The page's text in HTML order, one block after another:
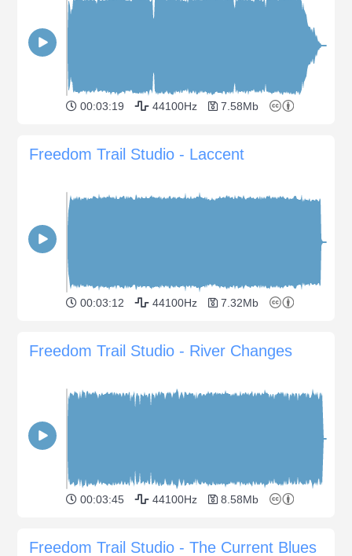
00:03:19 44100Hz 7.58Mb
Freedom Trail Studio - Laccent
00:03:12 44100Hz 7.32Mb
Freedom Trail Studio - River Changes
00:03:45 44100Hz 8.58Mb
Freedom Trail Studio - The Current Blues